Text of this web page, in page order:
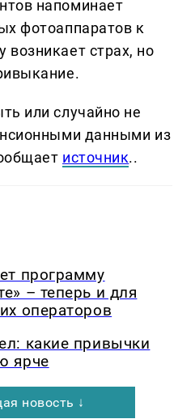
напоминает
фотоаппаратов к
страх, но
или случайно не
данными из
источник..
программу
– теперь и для
операторов
какие привычки
ярче
новость ↓